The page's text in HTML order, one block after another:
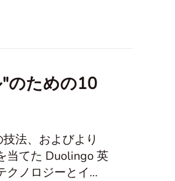
のための10
法、およびより
当てた Duolingo 英